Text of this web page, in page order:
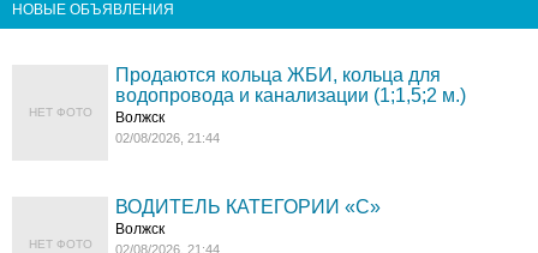
НОВЫЕ ОБЪЯВЛЕНИЯ
НЕТ ФОТО
Продаются кольца ЖБИ, кольца для
водопровода и канализации (1;1,5;2 м.)
Волжск
02/08/2026, 21:44
НЕТ ФОТО
ВОДИТЕЛЬ КАТЕГОРИИ «C»
Волжск
02/08/2026, 21:44